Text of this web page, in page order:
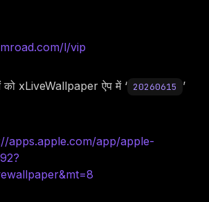
l/vip
को xLiveWallpaper ऐप में ‘ 20260615
’
apps.apple.com/app/apple-